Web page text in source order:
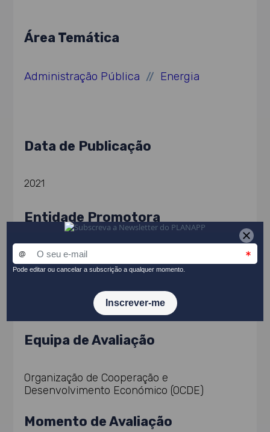
Área Temática
Administração Pública // Energia
Data de Publicação
2021
Entidade Promotora
Organização de Cooperação e Desenvolvimento
Económico (OCDE)
Equipa de Avaliação
Organização de Cooperação e
Desenvolvimento Económico (OCDE)
Momento de Avaliação